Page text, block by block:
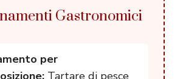
Gastronomici
per
Tartare di pesce